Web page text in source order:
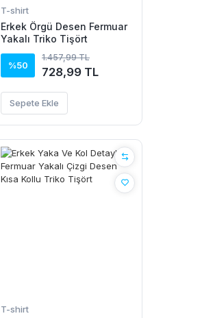
T-shirt
Erkek Örgü Desen Fermuar
Yakalı Triko Tişört
%50
1.457,99 TL
728,99 TL
Sepete Ekle
T-shirt